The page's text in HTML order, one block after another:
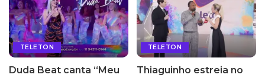
TELETON
Duda Beat canta “Meu
TELETON
Thiaguinho estreia no